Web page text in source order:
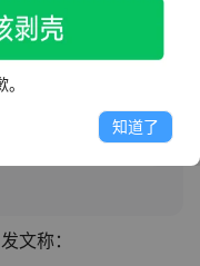
划收购或控股恒大
股权，以扩充
于恒大汽车公告称
未公布，引发市场
文称：
知道了